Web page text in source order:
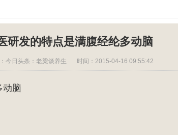
研发的特点是满腹经纶多动脑
今日头条：老梁谈养生 时间：2015-04-16 09:55:42
动脑